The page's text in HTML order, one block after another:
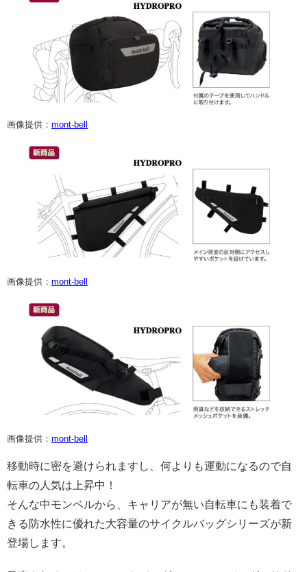
画像提供： mont-bell
画像提供： mont-bell
画像提供： mont-bell
移動時に密を避けられますし、何よりも運動になるので自
転車の人気は上昇中！
そんな中モンベルから、キャリアが無い自転車にも装着で
きる防水性に優れた大容量のサイクルバッグシリーズが新
登場します。